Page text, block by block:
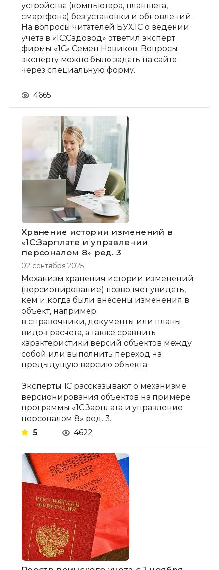
устройства (компьютера, планшета,
смартфона) без установки и обновлений.
На вопросы читателей БУХ.1С о ведении
учета в «1С:Садовод» ответил эксперт
фирмы «1С» Семен Новиков. Вопросы
эксперту можно было задать на сайте
через специальную форму.
4665
Хранение истории изменений в
«1С:Зарплате и управлении
персоналом 8» ред. 3
02 сентября 2025
Механизм хранения истории изменений
(версионирование) позволяет увидеть,
кем и когда были внесены изменения в
объект, например
в справочники, документы или планы
видов расчета, а также сравнить
характеристики версий объектов между
собой или выполнить переход на
предыдущую версию объекта.
Эксперты 1С рассказывают о механизме
версионирования объектов на примере
программы «1С:Зарплата и управление
персоналом 8» ред. 3.
5
4622